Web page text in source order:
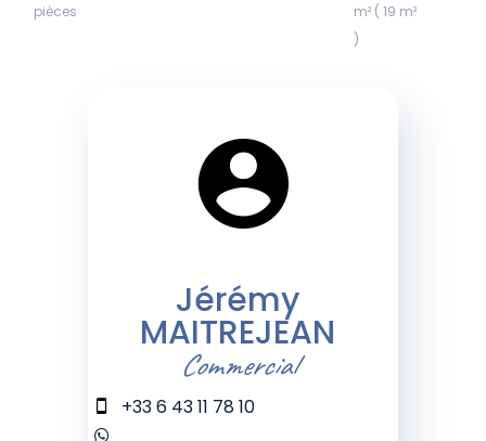
pièces
m² ( 19 m²
)
Jérémy
MAITREJEAN
Commercial
+33 6 43 11 78 10